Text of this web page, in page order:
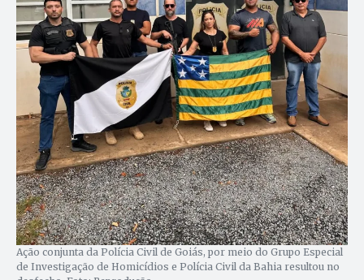
Ação conjunta da Polícia Civil de Goiás, por meio do Grupo Especial
de Investigação de Homicídios e Polícia Civil da Bahia resultou no